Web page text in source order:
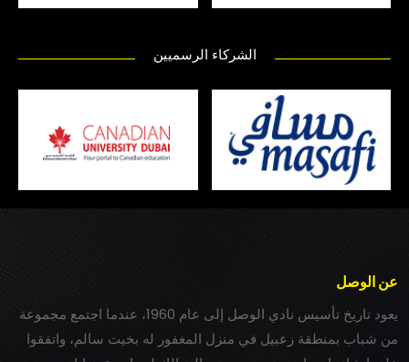
الشركاء الرسميين
عن الوصل
يعود تاريخ تأسيس نادي الوصل إلى عام 1960، عندما اجتمع مجموعة
من شباب بمنطقة زعبيل في منزل المغفور له بخيت سالم، واتفقوا